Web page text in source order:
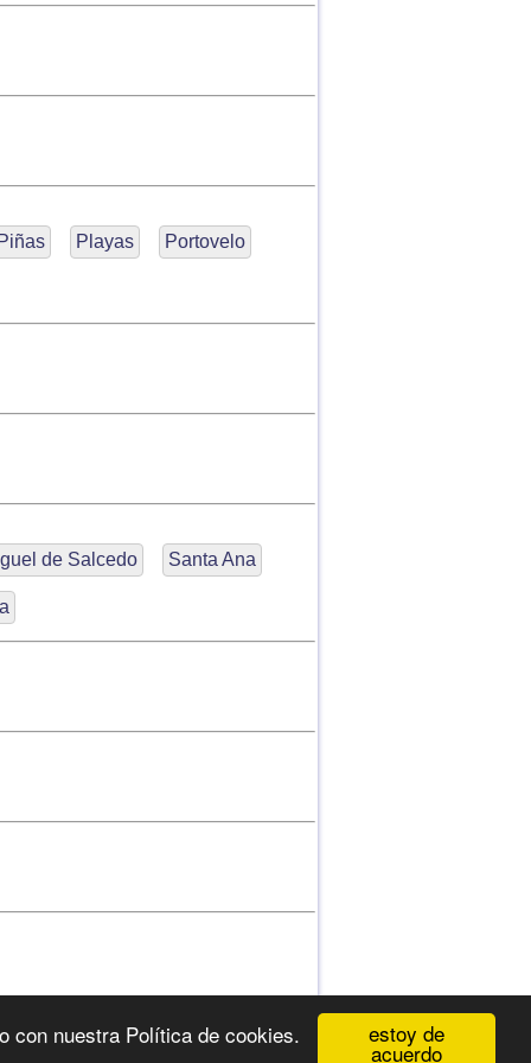
estoy de
acuerdo
con nuestra Política de cookies.
Playas Portovelo
de Salcedo Santa Ana